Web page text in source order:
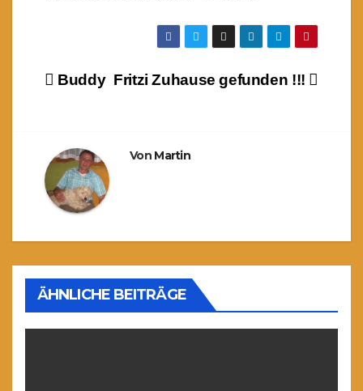
Beitragsnavigation
Fritzi Zuhause gefunden !!!
Buddy
Von Martin
ÄHNLICHE BEITRÄGE